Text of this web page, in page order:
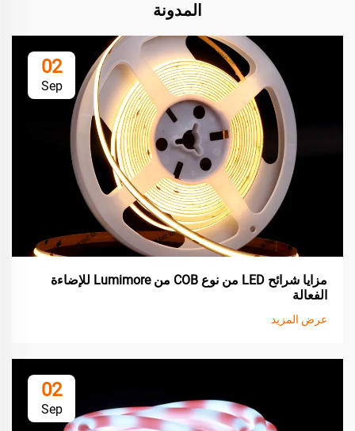
المدونة
02
Sep
مزايا شرائح LED من نوع COB من Lumimore للإضاءة
الفعالة
عرض المزيد
02
Sep